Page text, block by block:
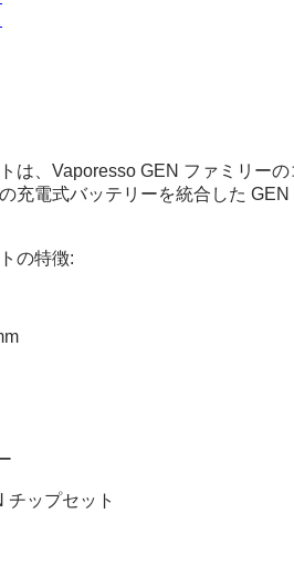
は、Vaporesso GEN ファミリー
充電式バッテリーを統合した
の特徴:
チップセット